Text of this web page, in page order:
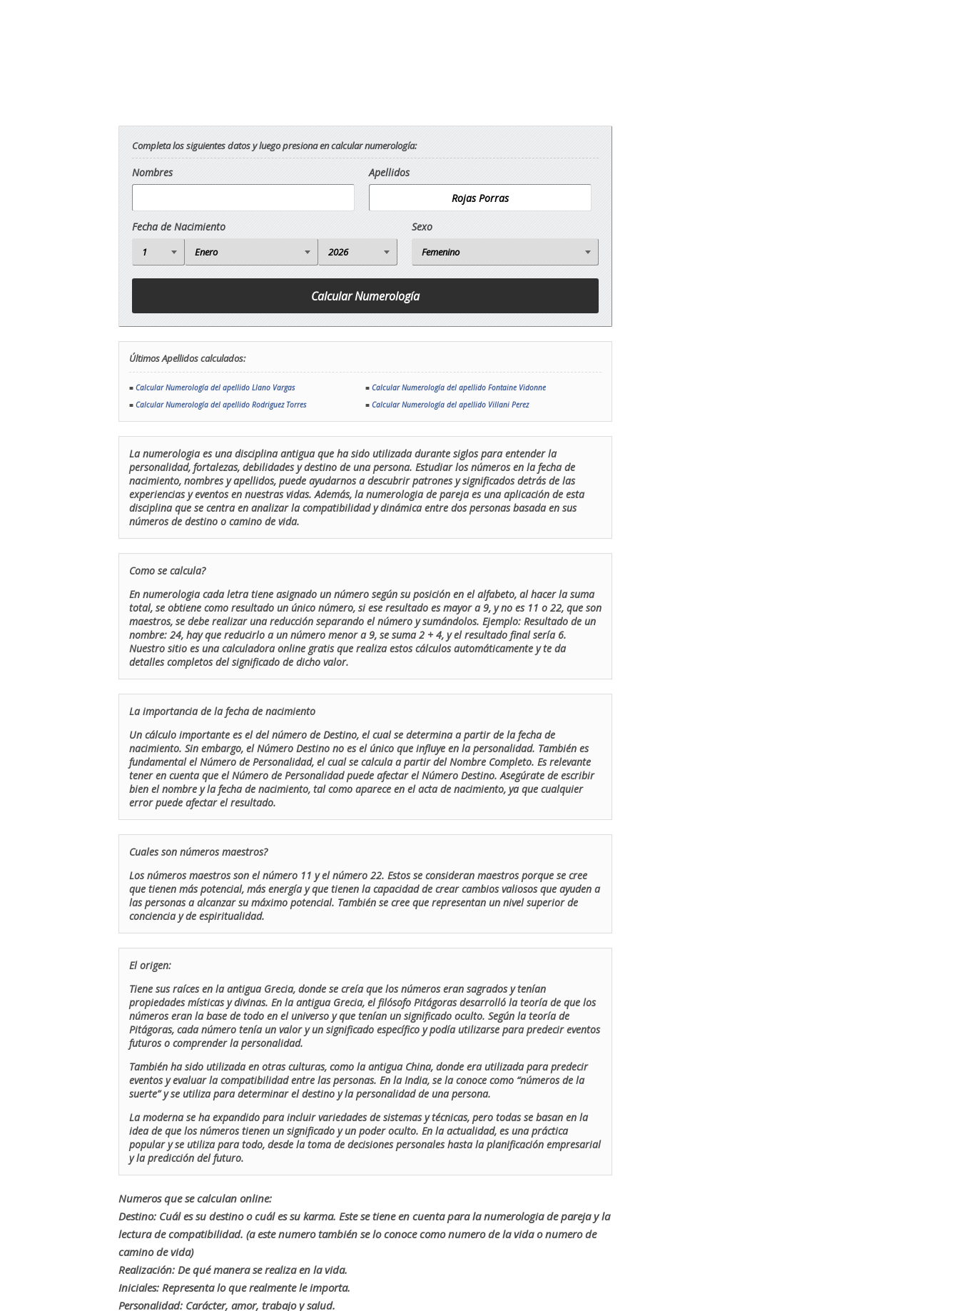
Completa los siguientes datos y luego presiona en calcular numerología:
Nombres Apellidos
Fecha de Nacimiento Sexo
Últimos Apellidos calculados:
■ Calcular Numerología del apellido Llano Vargas ■ Calcular Numerología del apellido Fontaine Vidonne
■ Calcular Numerología del apellido Rodriguez Torres ■ Calcular Numerología del apellido Villani Perez
La numerologia es una disciplina antigua que ha sido utilizada durante siglos para entender la
personalidad, fortalezas, debilidades y destino de una persona. Estudiar los números en la fecha de
nacimiento, nombres y apellidos, puede ayudarnos a descubrir patrones y significados detrás de las
experiencias y eventos en nuestras vidas. Además, la numerologia de pareja es una aplicación de esta
disciplina que se centra en analizar la compatibilidad y dinámica entre dos personas basada en sus
números de destino o camino de vida.
Como se calcula?
En numerologia cada letra tiene asignado un número según su posición en el alfabeto, al hacer la suma
total, se obtiene como resultado un único número, si ese resultado es mayor a 9, y no es 11 o 22, que son
maestros, se debe realizar una reducción separando el número y sumándolos. Ejemplo: Resultado de un
nombre: 24, hay que reducirlo a un número menor a 9, se suma 2 + 4, y el resultado final sería 6.
Nuestro sitio es una calculadora online gratis que realiza estos cálculos automáticamente y te da
detalles completos del significado de dicho valor.
La importancia de la fecha de nacimiento
Un cálculo importante es el del número de Destino, el cual se determina a partir de la fecha de
nacimiento. Sin embargo, el Número Destino no es el único que influye en la personalidad. También es
fundamental el Número de Personalidad, el cual se calcula a partir del Nombre Completo. Es relevante
tener en cuenta que el Número de Personalidad puede afectar el Número Destino. Asegúrate de escribir
bien el nombre y la fecha de nacimiento, tal como aparece en el acta de nacimiento, ya que cualquier
error puede afectar el resultado.
Cuales son números maestros?
Los números maestros son el número 11 y el número 22. Estos se consideran maestros porque se cree
que tienen más potencial, más energía y que tienen la capacidad de crear cambios valiosos que ayuden a
las personas a alcanzar su máximo potencial. También se cree que representan un nivel superior de
conciencia y de espiritualidad.
El origen:
Tiene sus raíces en la antigua Grecia, donde se creía que los números eran sagrados y tenían
propiedades místicas y divinas. En la antigua Grecia, el filósofo Pitágoras desarrolló la teoría de que los
números eran la base de todo en el universo y que tenían un significado oculto. Según la teoría de
Pitágoras, cada número tenía un valor y un significado específico y podía utilizarse para predecir eventos
futuros o comprender la personalidad.
También ha sido utilizada en otras culturas, como la antigua China, donde era utilizada para predecir
eventos y evaluar la compatibilidad entre las personas. En la India, se la conoce como “números de la
suerte” y se utiliza para determinar el destino y la personalidad de una persona.
La moderna se ha expandido para incluir variedades de sistemas y técnicas, pero todas se basan en la
idea de que los números tienen un significado y un poder oculto. En la actualidad, es una práctica
popular y se utiliza para todo, desde la toma de decisiones personales hasta la planificación empresarial
y la predicción del futuro.
Numeros que se calculan online:
Destino: Cuál es su destino o cuál es su karma. Este se tiene en cuenta para la numerologia de pareja y la
lectura de compatibilidad. (a este numero también se lo conoce como numero de la vida o numero de
camino de vida)
Realización: De qué manera se realiza en la vida.
Iniciales: Representa lo que realmente le importa.
Personalidad: Carácter, amor, trabajo y salud.